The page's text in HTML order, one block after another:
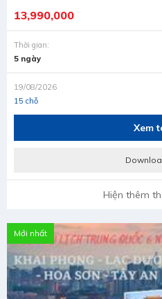
13,990,000
Thời gian:
5 ngày
19/08/2026
15 chỗ
Xem
Hiện thêm
Mới nhất